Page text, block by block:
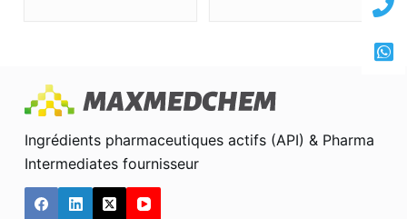
Ingrédients pharmaceutiques actifs (API) & Pharma
Intermediates fournisseur